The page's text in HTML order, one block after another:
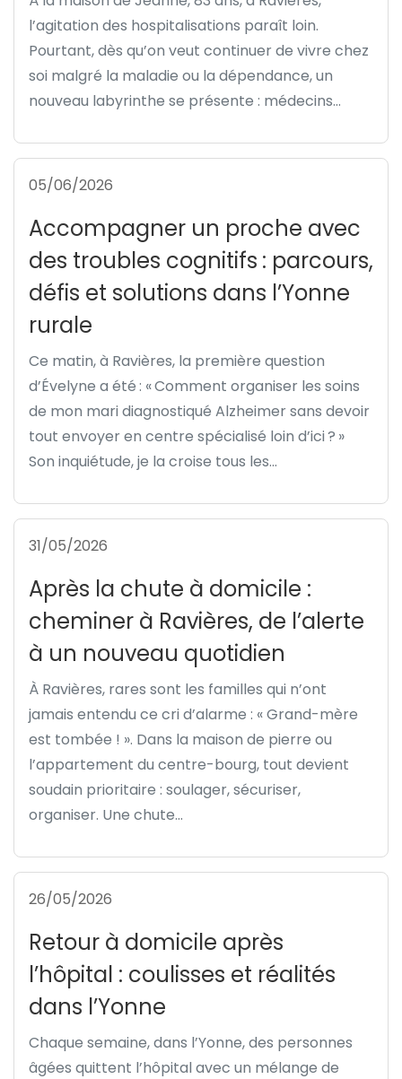
l’agitation des hospitalisations paraît loin.
Pourtant, dès qu’on veut continuer de vivre chez
soi malgré la maladie ou la dépendance, un
nouveau labyrinthe se présente : médecins...
05/06/2026
Accompagner un proche avec
des troubles cognitifs : parcours,
défis et solutions dans l’Yonne
rurale
Ce matin, à Ravières, la première question
d’Évelyne a été : « Comment organiser les soins
de mon mari diagnostiqué Alzheimer sans devoir
tout envoyer en centre spécialisé loin d’ici ? »
Son inquiétude, je la croise tous les...
31/05/2026
Après la chute à domicile :
cheminer à Ravières, de l’alerte
à un nouveau quotidien
À Ravières, rares sont les familles qui n’ont
jamais entendu ce cri d’alarme : « Grand-mère
est tombée ! ». Dans la maison de pierre ou
l’appartement du centre-bourg, tout devient
soudain prioritaire : soulager, sécuriser,
organiser. Une chute...
26/05/2026
Retour à domicile après
l’hôpital : coulisses et réalités
dans l’Yonne
Chaque semaine, dans l’Yonne, des personnes
âgées quittent l’hôpital avec un mélange de